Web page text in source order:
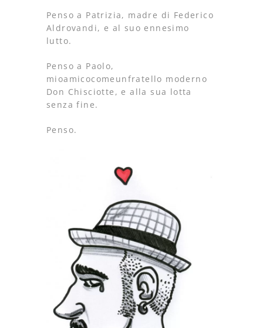
Penso a Patrizia, madre di Federico
Aldrovandi, e al suo ennesimo
lutto.
Penso a Paolo,
mioamicocomeunfratello moderno
Don Chisciotte, e alla sua lotta
senza fine.
Penso.